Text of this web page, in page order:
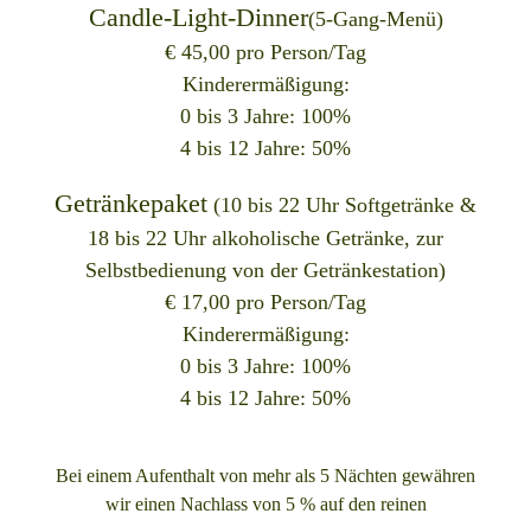
Candle-Light-Dinner(5-Gang-Menü)
€ 45,00 pro Person/Tag
Kinderermäßigung:
0 bis 3 Jahre: 100%
4 bis 12 Jahre: 50%
Getränkepaket (10 bis 22 Uhr Softgetränke &
18 bis 22 Uhr alkoholische Getränke, zur
Selbstbedienung von der Getränkestation)
€ 17,00 pro Person/Tag
Kinderermäßigung:
0 bis 3 Jahre: 100%
4 bis 12 Jahre: 50%
Bei einem Aufenthalt von mehr als 5 Nächten gewähren
wir einen Nachlass von 5 % auf den reinen